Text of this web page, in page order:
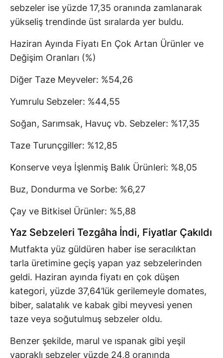
sebzeler ise yüzde 17,35 oranında zamlanarak
yükseliş trendinde üst sıralarda yer buldu.
Haziran Ayında Fiyatı En Çok Artan Ürünler ve
Değişim Oranları (%)
Diğer Taze Meyveler: %54,26
Yumrulu Sebzeler: %44,55
Soğan, Sarımsak, Havuç vb. Sebzeler: %17,35
Taze Turunçgiller: %12,85
Konserve veya İşlenmiş Balık Ürünleri: %8,05
Buz, Dondurma ve Sorbe: %6,27
Çay ve Bitkisel Ürünler: %5,88
Yaz Sebzeleri Tezgâha İndi, Fiyatlar Çakıldı
Mutfakta yüz güldüren haber ise seracılıktan
tarla üretimine geçiş yapan yaz sebzelerinden
geldi. Haziran ayında fiyatı en çok düşen
kategori, yüzde 37,64’lük gerilemeyle domates,
biber, salatalık ve kabak gibi meyvesi yenen
taze veya soğutulmuş sebzeler oldu.
Benzer şekilde, marul ve ıspanak gibi yeşil
yapraklı sebzeler yüzde 24,8 oranında